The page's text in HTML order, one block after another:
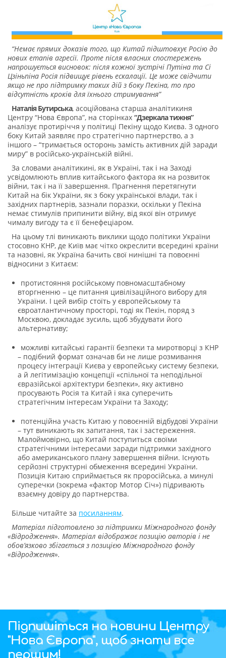
“Немає прямих доказів того, що Китай підштовхує Росію до
нових етапів агресії. Проте після власних спостережень
напрошується висновок: після кожної зустрічі Путіна та Сі
Цзіньпіна Росія підвищує рівень ескалації. Це може свідчити
якщо не про підтримку таких дій з боку Пекіна, то про
відсутність кроків для їхнього стримування”
Наталія Бутирська, асоційована старша аналітикиня
Центру “Нова Європа”, на сторінках “Дзеркала тижня”
аналізує протиріччя у політиці Пекіну щодо Києва. З одного
боку Китай заявляє про стратегічно партнерство, а з
іншого – “тримається осторонь замість активних дій заради
миру” в російсько-українській війні.
За словами аналітикині, як в Україні, так і на Заході
усвідомлюють вплив китайського фактора як на розвиток
війни, так і на її завершення. Прагнення перетягнути
Китай на бік України, як з боку української влади, так і
західних партнерів, зазнали поразки, оскільки у Пекіна
немає стимулів припинити війну, від якої він отримує
чималу вигоду та є її бенефеціаром.
На цьому тлі виникають виклики щодо політики України
стосовно КНР, де Київ має чітко окреслити всередині країни
та назовні, як Україна бачить свої нинішні та повоєнні
відносини з Китаєм:
протистояння російському повномасштабному
вторгненню – це питання цивілізаційного вибору для
України. І цей вибір стоїть у європейському та
євроатлантичному просторі, тоді як Пекін, поряд з
Москвою, докладає зусиль, щоб збудувати його
альтернативу;
можливі китайські гарантії безпеки та миротворці з КНР
– подібний формат означав би не лише розмивання
процесу інтеграції Києва у європейську систему безпеки,
а й легітимізацію концепції «спільної та неподільної
євразійської архітектури безпеки», яку активно
просувають Росія та Китай і яка суперечить
стратегічним інтересам України та Заходу;
потенційна участь Китаю у повоєнній відбудові України
– тут виникають як запитання, так і застереження.
Малоймовірно, що Китай поступиться своїми
стратегічними інтересами заради підтримки західного
або американського плану завершення війни. Існують
серйозні структурні обмеження всередині України.
Позиція Китаю сприймається як проросійська, а минулі
суперечки (зокрема «фактор Мотор Січ») підривають
взаємну довіру до партнерства.
Більше читайте за посиланням.
Матеріал підготовлено за підтримки Міжнародного фонду
«Відродження». Матеріал відображає позицію авторів і не
обов’язково збігається з позицією Міжнародного фонду
«Відродження».
Підпишіться на новини Центру
"Нова Європа", щоб знати все
першим!